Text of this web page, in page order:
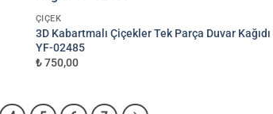
ÇIÇEK
3D Kabartmalı Çiçekler Tek Parça Duvar Kağıdı
YF-02485
₺ 750,00